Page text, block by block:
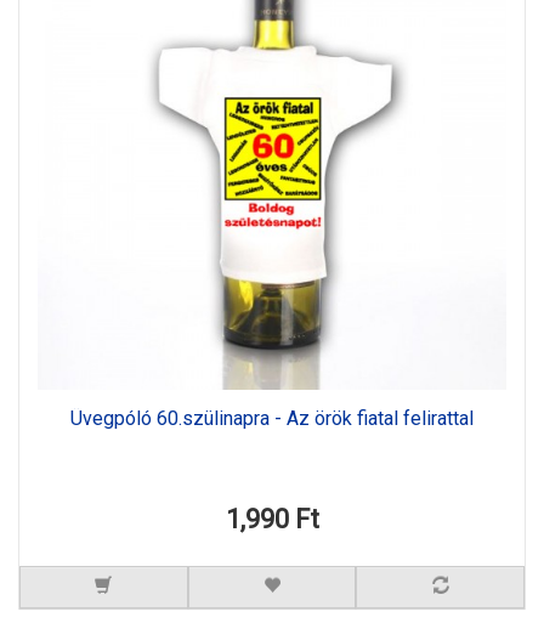
Üvegpóló 60.szülinapra - Az örök fiatal felirattal
1,990 Ft